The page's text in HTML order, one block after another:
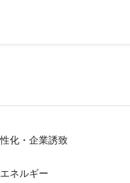
化・企業誘致
ネルギー